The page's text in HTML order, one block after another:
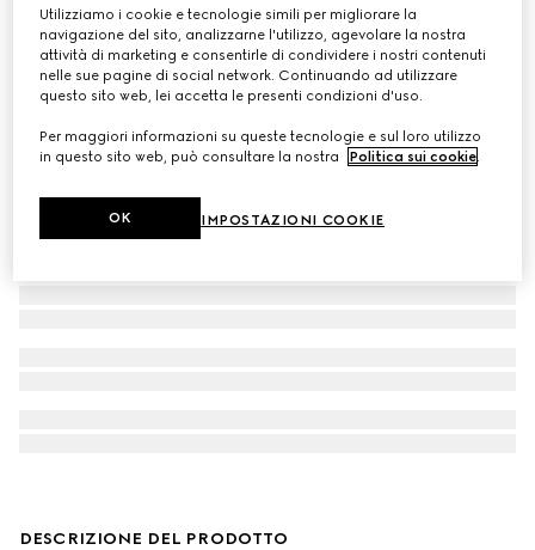
Gel illuminante viso Éclat De Beauté Effet Lumière
€33
DESCRIZIONE DEL PRODOTTO
Utilizziamo i cookie e tecnologie simili per migliorare la
navigazione del sito, analizzarne l'utilizzo, agevolare la nostra
attività di marketing e consentirle di condividere i nostri contenuti
nelle sue pagine di social network. Continuando ad utilizzare
questo sito web, lei accetta le presenti condizioni d'uso.
Per maggiori informazioni su queste tecnologie e sul loro utilizzo
in questo sito web, può consultare la nostra
Politica sui cookie
IMPOSTAZIONI COOKIE
OK